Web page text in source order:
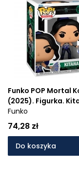
Funko POP Mortal
(2025). Figurka.
(1959)
Funko
74,28 zł
Do koszyka